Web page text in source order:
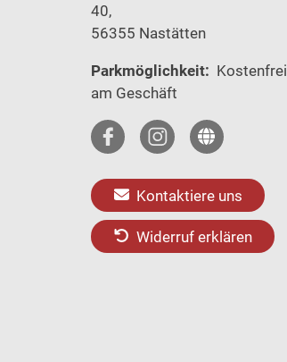
40,
56355 Nastätten
Parkmöglichkeit: Kostenfrei
am Geschäft
Kontaktiere uns
Widerruf erklären